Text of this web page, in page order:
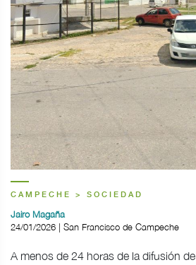
CAMPECHE > SOCIEDAD
Jairo Magaña
24/01/2026 | San Francisco de Campeche
A menos de 24 horas de la difusión